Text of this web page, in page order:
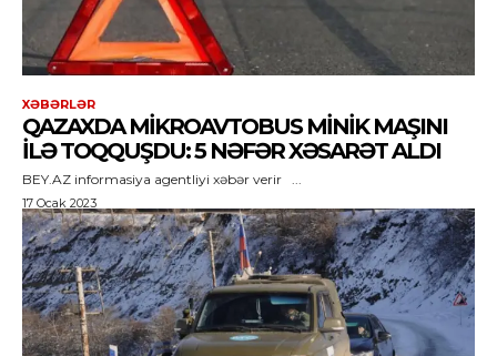
XƏBƏRLƏR
QAZAXDA MIKROAVTOBUS MINIK MAŞINI
ILƏ TOQQUŞDU: 5 NƏFƏR XƏSARƏT ALDI
BEY.AZ informasiya agentliyi xəbər verir ...
17 Ocak 2023